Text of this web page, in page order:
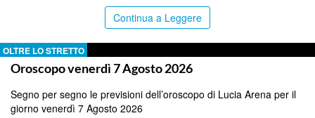
Continua a Leggere
OLTRE LO STRETTO
Oroscopo venerdì 7 Agosto 2026
Segno per segno le previsioni dell’oroscopo di Lucia Arena per il
giorno venerdì 7 Agosto 2026